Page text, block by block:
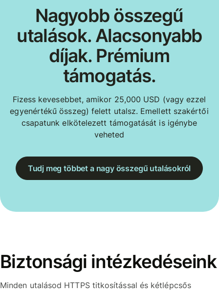
Nagyobb összegű
utalások. Alacsonyabb
díjak. Prémium
támogatás.
Fizess kevesebbet, amikor 25,000 USD (vagy ezzel
egyenértékű összeg) felett utalsz. Emellett szakértői
csapatunk elkötelezett támogatását is igénybe
veheted
Tudj meg többet a nagy összegű utalásokról
Biztonsági intézkedéseink
Minden utalásod HTTPS titkosítással és kétlépcsős